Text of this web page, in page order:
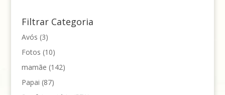
Filtrar Categoria
Avós (3)
Fotos (10)
mamãe (142)
Papai (87)